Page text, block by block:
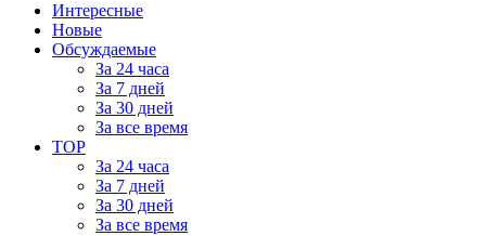
Интересные
Новые
Обсуждаемые
За 24 часа
За 7 дней
За 30 дней
За все время
TOP
За 24 часа
За 7 дней
За 30 дней
За все время